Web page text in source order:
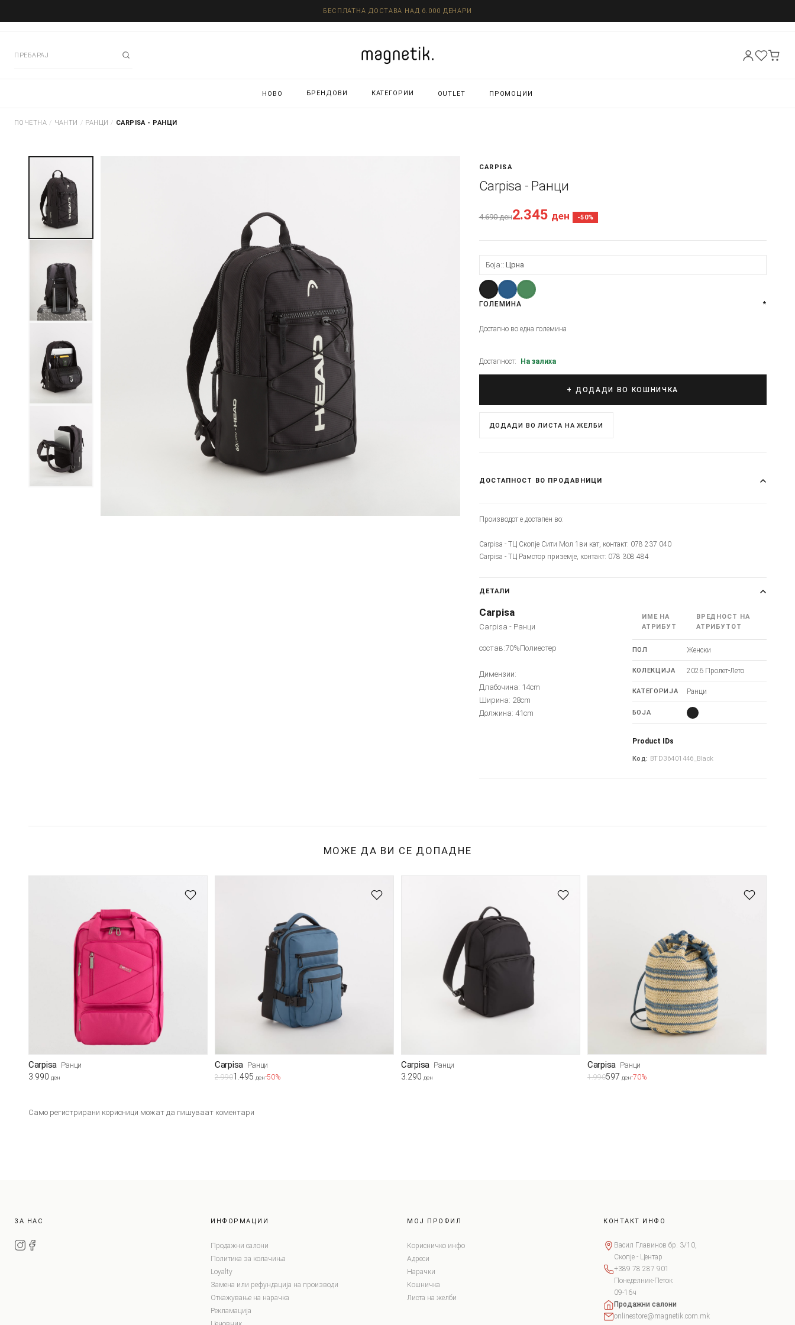
БЕСПЛАТНА ДОСТАВА НАД 6.000 ДЕНАРИ
НОВО БРЕНДОВИ КАТЕГОРИИ OUTLET ПРОМОЦИИ
ПОЧЕТНА / ЧАНТИ / РАНЦИ / CARPISA - РАНЦИ
CARPISA
Carpisa - Ранци
4.690ден2.345 ден -50%
Боја: Црна
ГОЛЕМИНА *
Достапно во една големина
Достапност: На залиха
+ ДОДАДИ ВО КОШНИЧКА
ДОДАДИ ВО ЛИСТА НА ЖЕЛБИ
ДОСТАПНОСТ ВО ПРОДАВНИЦИ
Производот е достапен во:
Carpisa - ТЦ Скопје Сити Мол 1ви кат, контакт: 078 237 040
Carpisa - ТЦ Рамстор приземје, контакт: 078 308 484
ДЕТАЛИ
Carpisa
Carpisa - Ранци
состав:70%Полиестер
Димензии:
Длабочина: 14cm
Ширина: 28cm
Должина: 41cm
ИМЕ НА
АТРИБУТ
ВРЕДНОСТ НА
АТРИБУТОТ
ПОЛ Женски
КОЛЕКЦИЈА 2026 Пролет-Лето
КАТЕГОРИЈА Ранци
БОЈА
Product IDs
Код: BTD36401446_Black
МОЖЕ ДА ВИ СЕ ДОПАДНЕ
Carpisa Ранци
3.990 ден
Carpisa Ранци
2.9901.495 ден-50%
Carpisa Ранци
3.290 ден
Carpisa Ранци
1.990597 ден-70%
Само регистрирани корисници можат да пишуваат коментари
ЗА НАС ИНФОРМАЦИИ
Продажни салони
Политика за колачиња
Loyalty
Замена или рефундација на производи
Откажување на нарачка
Рекламација
МОЈ ПРОФИЛ
Корисничко инфо
Адреси
Нарачки
Кошничка
Листа на желби
КОНТАКТ ИНФО
Васил Главинов бр. 3/10,
Скопје - Центар
+389 78 287 901
Понеделник-Петок
09-16ч
Продажни салони
onlinestore@magnetik.com.mk